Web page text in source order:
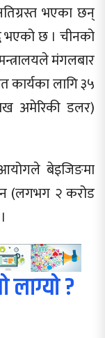
भएका छन्
भएको छ । चीनको
मंगलबार
कार्यका लागि ३५
अमेरिकी डलर)
आयोगले बेइजिङमा
(लगभग २ करोड
?